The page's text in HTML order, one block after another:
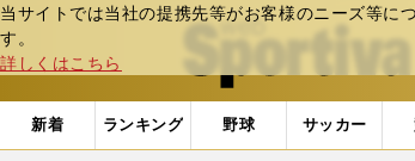
当サイトでは当社の提携先等がお客様のニーズ等に
す。
詳しくはこちら
web Sportiva (webスポルティーバ)
新着 ランキング 野球 サッカー